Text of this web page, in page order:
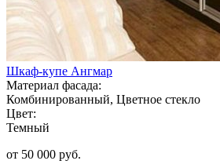
Шкаф-купе Ангмар
Материал фасада:
Комбинированный, Цветное стекло
Цвет:
Темный
от 50 000 руб.